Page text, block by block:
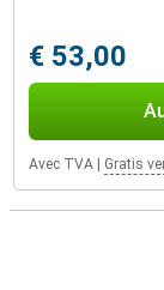
€ 53,00
Avec TVA Gratis